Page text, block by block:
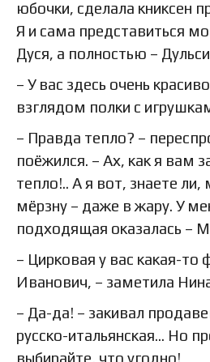
юбочки, сделала книксен
Я и сама представиться
Дуся, а полностью –
– У вас здесь очень
взглядом полки с
– Правда тепло? –
поёжился. – Ах, как я вам
тепло!.. А я вот, знаете
мёрзну – даже в жару. У
подходящая оказалась –
– Цирковая у вас какая-
Иванович, – заметила
– Да-да! – закивал
русско-итальянская… Но
выбирайте, что угодно!